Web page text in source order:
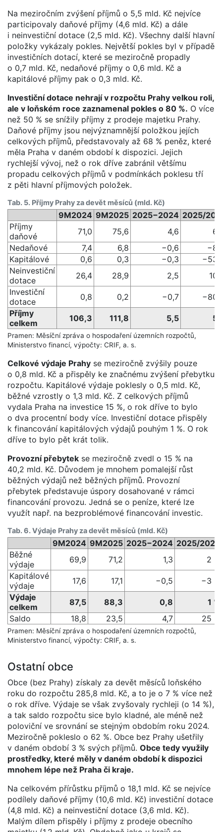
Na meziročním zvýšení příjmů o 5,5 mld. Kč nejvíce
participovaly daňové příjmy (4,6 mld. Kč) a dále
i neinvestiční dotace (2,5 mld. Kč). Všechny další hlavní
položky vykázaly pokles. Největší pokles byl v případě
investičních dotací, které se meziročně propadly
o 0,7 mld. Kč, nedaňové příjmy o 0,6 mld. Kč a
kapitálové příjmy pak o 0,3 mld. Kč.
Investiční dotace nehrají v rozpočtu Prahy velkou roli,
ale v loňském roce zaznamenal pokles o 80 %. O více
než 50 % se snížily příjmy z prodeje majetku Prahy.
Daňové příjmy jsou nejvýznamnější položkou jejích
celkových příjmů, představovaly až 68 % peněz, které
měla Praha v daném období k dispozici. Jejich
rychlejší vývoj, než o rok dříve zabránil většímu
propadu celkových příjmů v podmínkách poklesu tří
z pěti hlavní příjmových položek.
Tab. 5. Příjmy Prahy za devět měsíců (mld. Kč)
9M2024 9M2025 2025−2024 2025/
Příjmy
daňové
71,0 75,6 4,6
6
Nedaňové
7,4 6,8 −0,6
−8
Kapitálové
0,6 0,3 −0,3
−53
Neinvestiční
dotace
26,4 28,9 2,5
10
Investiční
dotace
0,8 0,2 −0,7
−80
Příjmy
celkem
106,3 111,8 5,5 5
Pramen: Měsíční zpráva o hospodaření územních rozpočtů,
Ministerstvo financí, výpočty: CRIF, a. s.
Celkové výdaje Prahy se meziročně zvýšily pouze
o 0,8 mld. Kč a přispěly ke značnému zvýšení přebytku
rozpočtu. Kapitálové výdaje poklesly o 0,5 mld. Kč,
běžné vzrostly o 1,3 mld. Kč. Z celkových příjmů
vydala Praha na investice 15 %, o rok dříve to bylo
o dva procentní body více. Investiční dotace přispěly
k financování kapitálových výdajů pouhým 1 %. O rok
dříve to bylo pět krát tolik.
Provozní přebytek se meziročně zvedl o 15 % na
40,2 mld. Kč. Důvodem je mnohem pomalejší růst
běžných výdajů než běžných příjmů. Provozní
přebytek představuje úspory dosahované v rámci
financování provozu. Jedná se o peníze, které lze
využít např. na bezproblémové financování investic.
Tab. 6. Výdaje Prahy za devět měsíců (mld. Kč)
9M2024 9M2025 2025−2024 2025/2024
Běžné
výdaje
69,9 71,2 1,3
2 %
Kapitálové
výdaje
17,6 17,1 −0,5
−3 %
Výdaje
celkem
87,5 88,3 0,8
1 %
Saldo
18,8 23,5 4,7 25 %
Pramen: Měsíční zpráva o hospodaření územních rozpočtů,
Ministerstvo financí, výpočty: CRIF, a. s.
Ostatní obce
Obce (bez Prahy) získaly za devět měsíců loňského
roku do rozpočtu 285,8 mld. Kč, a to je o 7 % více než
o rok dříve. Výdaje se však zvyšovaly rychleji (o 14 %),
a tak saldo rozpočtu sice bylo kladné, ale méně než
poloviční ve srovnání se stejným obdobím roku 2024.
Meziročně pokleslo o 62 %. Obce bez Prahy ušetřily
v daném období 3 % svých příjmů. Obce tedy využily
prostředky, které měly v daném období k dispozici
mnohem lépe než Praha či kraje.
Na celkovém přírůstku příjmů o 18,1 mld. Kč se nejvíce
podílely daňové příjmy (10,6 mld. Kč) investiční dotace
(4,8 mld. Kč) a neinvestiční dotace (3,6 mld. Kč).
Malým dílem přispěly i příjmy z prodeje obecního